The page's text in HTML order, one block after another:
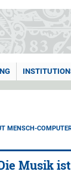
MENSCH-
Musik